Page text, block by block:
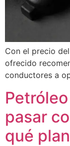
Con el precio
ofrecido
conductores a
pasar
qué